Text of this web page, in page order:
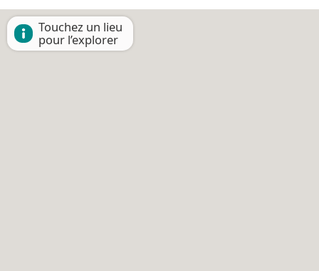
Touchez un lieu
pour l’explorer